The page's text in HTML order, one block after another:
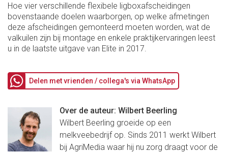
Hoe vier verschillende flexibele ligboxafscheidingen
bovenstaande doelen waarborgen, op welke afmetingen
deze afscheidingen gemonteerd moeten worden, wat de
valkuilen zijn bij montage en enkele praktijkervaringen leest
u in de laatste uitgave van Elite in 2017.
Delen met vrienden / collega's via WhatsApp
Over de auteur: Wilbert Beerling
Wilbert Beerling groeide op een
melkveebedrijf op. Sinds 2011 werkt Wilbert
bij AgriMedia waar hij nu zorg draagt voor de